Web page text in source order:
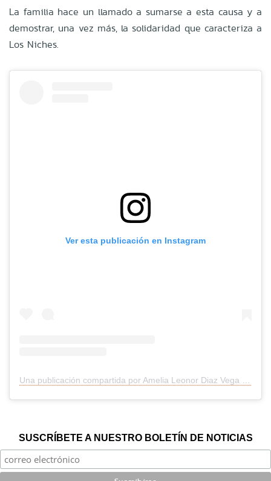
La familia hace un llamado a sumarse a esta causa y a
demostrar, una vez más, la solidaridad que caracteriza a
Los Niches.
Ver esta publicación en Instagram
SUSCRÍBETE A NUESTRO BOLETÍN DE NOTICIAS